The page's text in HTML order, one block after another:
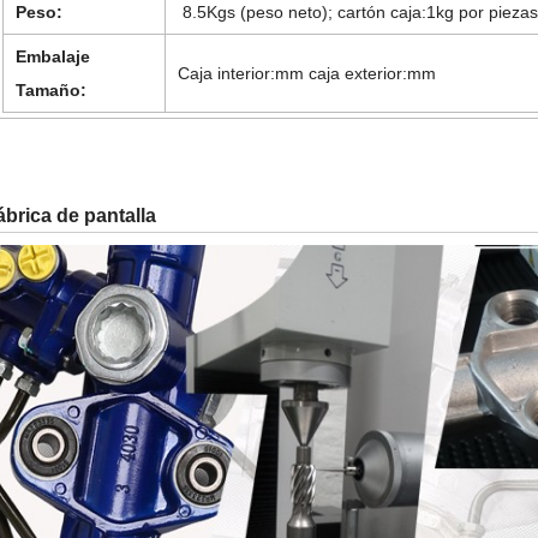
Peso: 8.5Kgs (peso neto); cartón caja:1kg por piezas
Embalaje
Tamaño:
Caja interior:mm caja exterior:mm
de pantalla